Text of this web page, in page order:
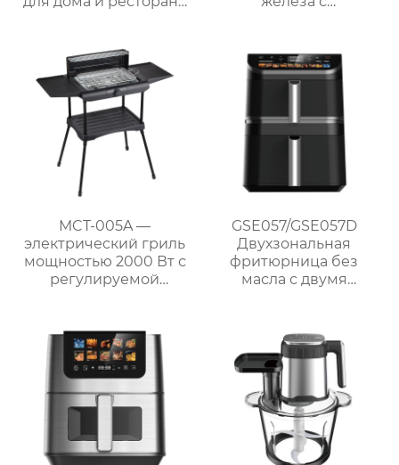
MCT-005A —
электрический гриль
мощностью 2000 Вт с
регулируемой
на природе
GSE057/GSE057D
Двухзональная
фритюрница без
масла с двумя
управлением